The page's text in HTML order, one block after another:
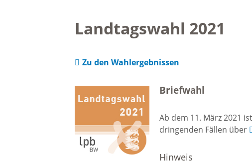
Leistungen
Kommunalpolitik
Ortsvorsteherin
Ortschaftsrat Waldhilsbach
Tourist-
Landtagswahl 2021
Zu den Wahlergebnissen
Briefwahl
Ab dem 11. März 2021
dringenden Fällen über
Hinweis